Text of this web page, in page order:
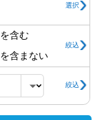
選択
を含む
を含まない
絞込
絞込